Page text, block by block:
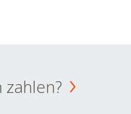
zahlen?